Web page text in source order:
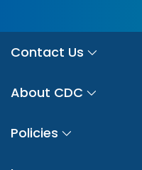
Contact Us
About CDC
Policies